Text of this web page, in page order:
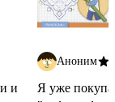
и
Аноним
Я уже